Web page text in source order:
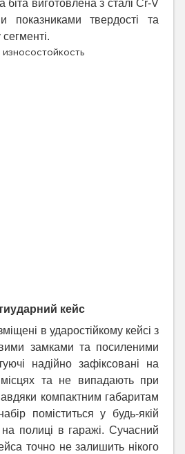
біта виготовлена з сталі Cr-V
показниками твердості та
кейс
в ударостійкому кейсі з
замками та посиленими
надійно зафіксовані на
місцях та не випадають при
компактним габаритам
поміститься у будь-якій
на полиці в гаражі. Сучасний
точно не залишить нікого